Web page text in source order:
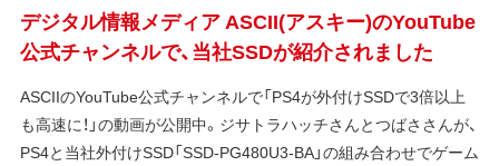
デジタル情報メディア ASCII(アスキー)のYouTube
公式チャンネルで、当社SSDが紹介されました
ASCIIのYouTube公式チャンネルで「PS4が外付けSSDで3倍以上
も高速に！」の動画が公開中。ジサトラハッチさんとつばささんが、
PS4と当社外付けSSD「SSD-PG480U3-BA」の組み合わせでゲーム